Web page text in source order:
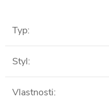
Typ:
Styl:
Vlastnosti: